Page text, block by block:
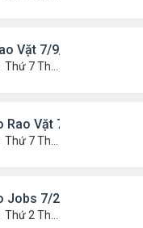
Vặt 7/9/21- 7/16/21
Thứ 7 Tháng 7 10, 2021 9:58 am
Rao Vặt 7/9/21- 7/16/21
Thứ 7 Tháng 7 10, 2021 9:47 am
Jobs 7/2/21- 7/9/21
Thứ 2 Tháng 7 05, 2021 2:52 pm